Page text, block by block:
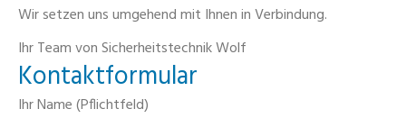
Wir setzen uns umgehend mit Ihnen in Verbindung.
Ihr Team von Sicherheitstechnik Wolf
Kontaktformular
Ihr Name (Pflichtfeld)